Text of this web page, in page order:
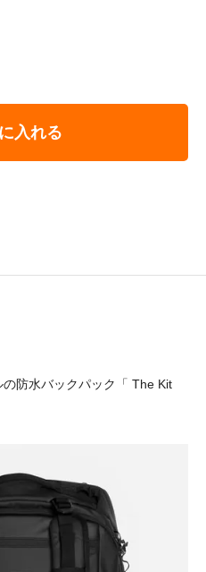
入れる
防水バックパック「 The Kit